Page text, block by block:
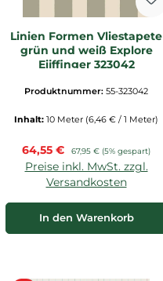
Linien Formen Vliestapete
grün und weiß Explore
Eijffinger 323042
Produktnummer: 55-323042
Inhalt: 10 Meter (6,46 € / 1 Meter)
Verkaufspreis:
64,55 € Regulärer Preis:
67,95 € (5% gespart)
Preise inkl. MwSt. zzgl.
Versandkosten
In den Warenkorb